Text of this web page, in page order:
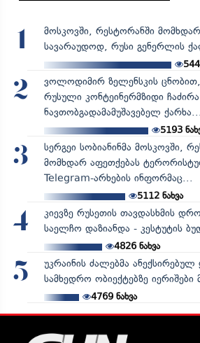
1
მოსკოვში, რესტორანში
სავარაუდოდ, რუსი გენერლის
2
ვოლოდიმირ ზელენსკის ცნობით,
რუსული კონტეინერმზიდი
ნავთობგადამამუშავებელ ქარხა...
5193
3
სერგეი სობიანინმა მოსკოვში,
მომხდარ აფეთქებას
Telegram-არხების ინფორმაც...
5112ნახვა
4
კიევზე რუსეთის თავდასხმის
საელჩო დაზიანდა - კესტუტის
4826ნახვა
5
უკრაინის ძალებმა
სამხედრო ობიექტებზე იერიშები
4769ნახვა